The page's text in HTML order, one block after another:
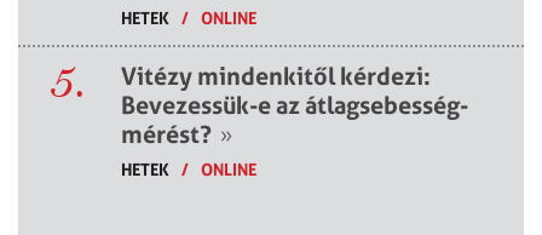
HETEK / ONLINE
5.
Vitézy mindenkitől kérdezi:
Bevezessük-e az átlagsebesség-
mérést? »
HETEK / ONLINE